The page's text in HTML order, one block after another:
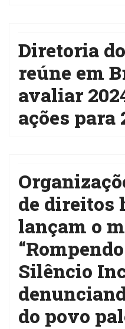
Diretoria
reúne em
avaliar
ações para
de direitos
lançam o
Silêncio
do povo